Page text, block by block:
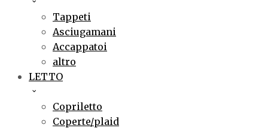
Tappeti
Asciugamani
Accappatoi
altro
LETTO
Copriletto
Coperte/plaid